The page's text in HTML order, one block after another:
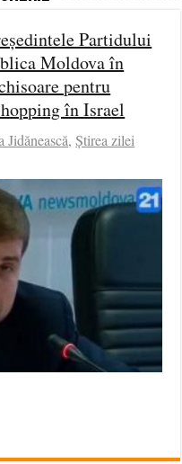
Partidului
Moldova în
pentru
în Israel
Jidănească,Știrea zilei